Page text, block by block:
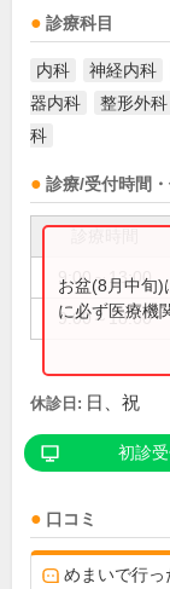
診療科目
内科 神経内科
器内科
整形外科
科
診療/受付時間・
9:00～13:00
9:00～18:00
お盆(8月中旬)
に必ず医療機
休診日: 日、祝
初診
口コミ
めまいで行っ